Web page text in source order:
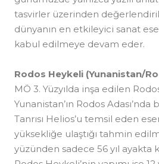
tasvirler üzerinden
dünyanın en etkileyici sanat
kabul edilmeye devam eder.
Rodos Heykeli (Yunanistan/
MÖ 3. Yüzyılda inşa edilen
Yunanistan’ın Rodos
Tanrısı Helios’u temsil eden
yüksekliğe ulaştığı tahmin
yüzünden sadece 56 yıl ayakta